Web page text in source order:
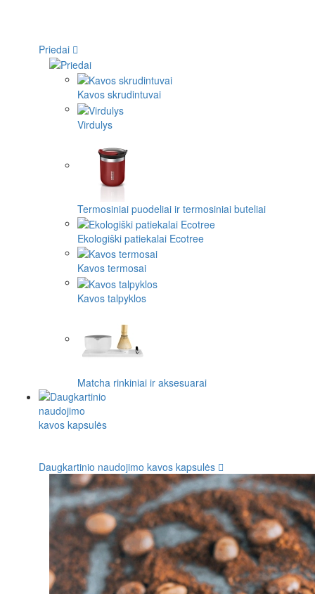
Priedai
Kavos skrudintuvai
Virdulys
Termosiniai puodeliai ir termosiniai buteliai
Ekologiški patiekalai Ecotree
Kavos termosai
Kavos talpyklos
Matcha rinkiniai ir aksesuarai
Daugkartinio naudojimo kavos kapsulės